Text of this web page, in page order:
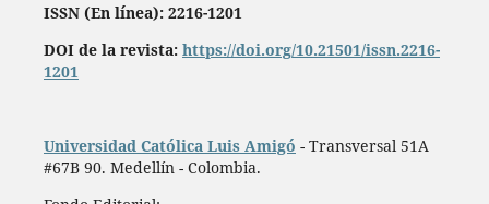
ISSN (En línea): 2216-1201
DOI de la revista: https://doi.org/10.21501/issn.2216-
1201
Universidad Católica Luis Amigó - Transversal 51A
#67B 90. Medellín - Colombia.